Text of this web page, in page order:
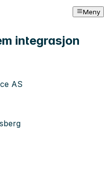
Meny
integrasjon
AS